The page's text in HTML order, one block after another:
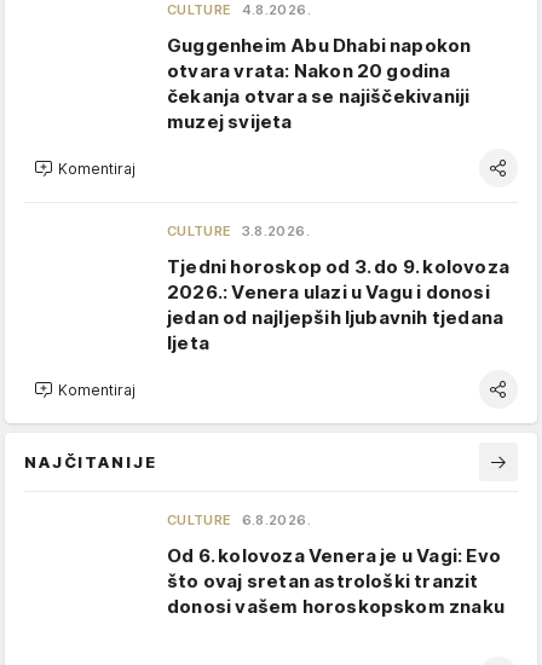
CULTURE 4.8.2026.
Guggenheim Abu Dhabi napokon
otvara vrata: Nakon 20 godina
čekanja otvara se najiščekivaniji
muzej svijeta
Komentiraj
CULTURE 3.8.2026.
Tjedni horoskop od 3. do 9. kolovoza
2026.: Venera ulazi u Vagu i donosi
jedan od najljepših ljubavnih tjedana
ljeta
Komentiraj
NAJČITANIJE
CULTURE 6.8.2026.
Od 6. kolovoza Venera je u Vagi: Evo
što ovaj sretan astrološki tranzit
donosi vašem horoskopskom znaku